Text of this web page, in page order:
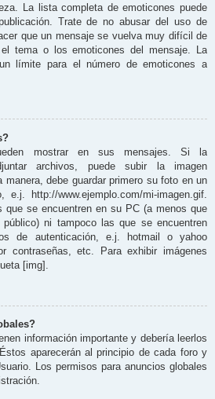
La lista completa de emoticones puede
Trate de no abusar del uso de
que un mensaje se vuelva muy difícil de
tema o los emoticones del mensaje. La
límite para el número de emoticones a
mostrar en sus mensajes. Si la
archivos, puede subir la imagen
debe guardar primero su foto en un
http://www.ejemplo.com/mi-imagen.gif.
que se encuentren en su PC (a menos que
ni tampoco las que se encuentren
de autenticación, e.j. hotmail o yahoo
contraseñas, etc. Para exhibir imágenes
[img].
información importante y debería leerlos
aparecerán al principio de cada foro y
Los permisos para anuncios globales